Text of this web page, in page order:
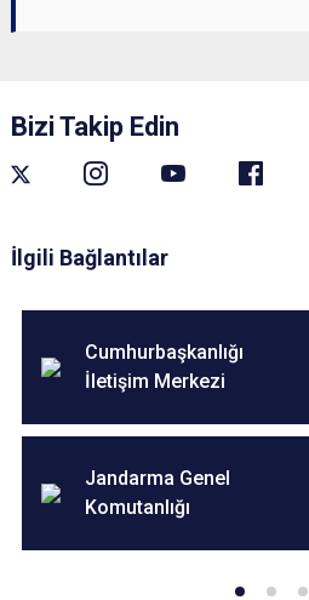
Bizi Takip Edin
İlgili Bağlantılar
Cumhurbaşkanlığı
İletişim Merkezi
Jandarma Genel
Komutanlığı